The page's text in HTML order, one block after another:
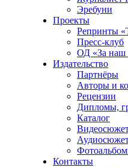
Эребуни
Проекты
Репринты
Пресс-клуб
ОД «За наш
Издательство
Партнёры
Авторы и
Рецензии
Дипломы,
Каталог
Контакты